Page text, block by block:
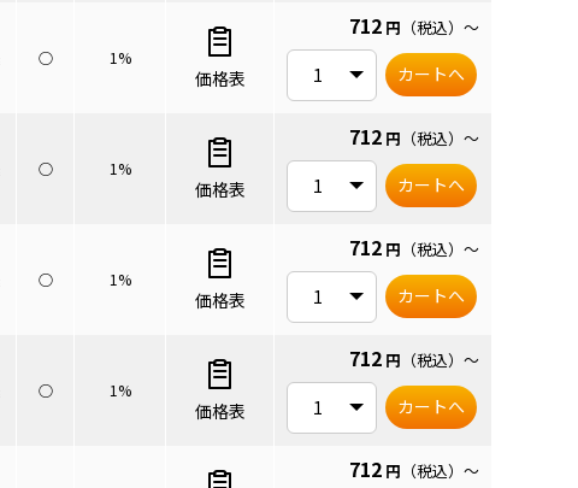
○ 1%
価格表
712 円 （税込） ～
カートへ
○ 1%
価格表
712 円 （税込） ～
カートへ
○ 1%
価格表
712 円 （税込） ～
カートへ
○ 1%
価格表
712 円 （税込） ～
カートへ
712 円 （税込） ～